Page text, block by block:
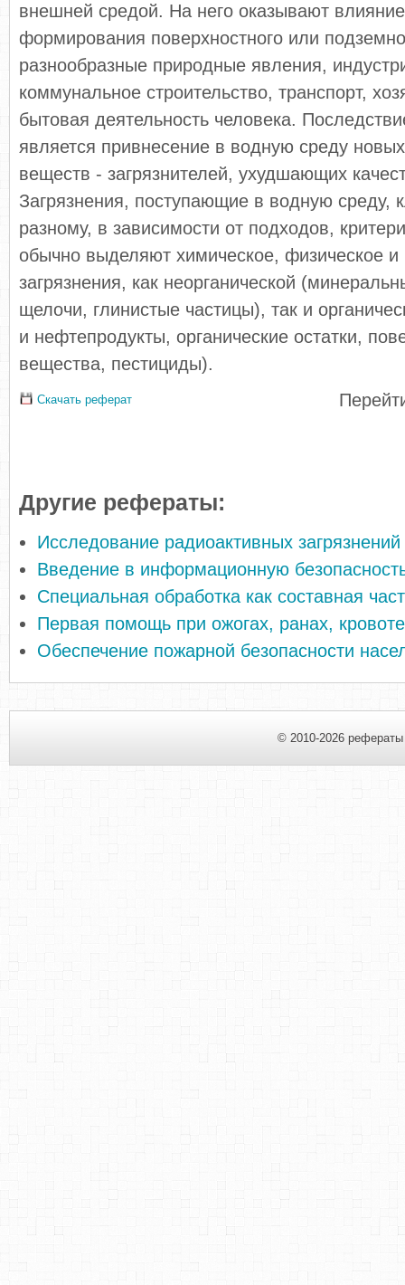
внешней средой. На него оказывают
формирования поверхностного или
разнообразные природные явления,
коммунальное строительство, транспорт,
бытовая деятельность человека.
является привнесение в водную среду
веществ - загрязнителей, ухудшающих
Загрязнения, поступающие в водную среду,
разному, в зависимости от подходов,
обычно выделяют химическое, физическое и
загрязнения, как неорганической
щелочи, глинистые частицы), так и
и нефтепродукты, органические остатки,
вещества, пестициды).
Скачать реферат
Другие рефераты:
Исследование радиоактивных загрязнений
Введение в информационную
Специальная обработка как составная
Первая помощь при ожогах, ранах,
Обеспечение пожарной безопасности
© 2010-2026 рефераты